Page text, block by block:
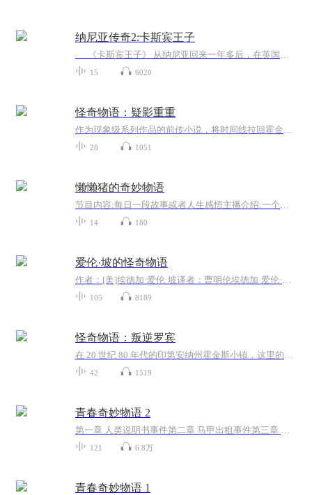
纳尼亚传奇2:卡斯宾王子
《卡斯宾王子》 从纳尼亚回来一年多后，在英国乡间的火车站，彼得、苏珊、埃德蒙和露西搭火车前往各自学校。突然一股神奇的力量把他们抽离，发现已经置身于一千年后的纳尼亚！ 当时纳尼亚已被入侵的提尔玛人占领数百年，经过高压和洗脑，矮人、精灵、能言兽……都逐渐绝迹，古纳尼亚历史已被淡忘。纳尼亚此时的国王米拉兹弑兄篡位，侄子卡斯宾王子一直被蒙在鼓里。得知真相后，卡斯宾立即逃走，并吹响了苏珊当年的神奇号角，将四位国王从伦敦召回纳尼亚，召集大军，准备推翻米拉兹的统治。经...
15 6020
怪奇物语：疑影重重
作为现象级系列作品的前传小说，将时间线拉回霍金斯国家实验室的秘密初创时期，揭开了超能力实验背后尘封的阴谋与人性挣扎。故事始于马丁・布伦纳博士的到来。他驾驶着黑色轿车驶入印第安纳州的偏僻公路，带着年仅五岁、拥有幻觉操控能力的小女孩卡莉（代...
28 1051
懒懒猪的奇妙物语
节目内容:每日一段故事或者人生感悟主播介绍:一个理性与感性的矛盾体。适合人群:18+你将收获:一段快乐的时光。
14 180
爱伦·坡的怪奇物语
作者：[美]埃德加·爱伦·坡译者：曹明伦埃德加·爱伦·坡|Edgar Allan Poe|文学天才，著名诗人，同时也是推理、科幻、惊悚小说大师，是真正的文学全才。正是站在他的肩膀上，流行文学才得以发展成今天的样子。目前，世界上最重要的悬疑小说奖项之一“爱伦...
105 8189
怪奇物语：叛逆罗宾
在 20 世纪 80 年代的印第安纳州霍金斯小镇，这里的平静之下藏着无形的枷锁 —— conformity（循规蹈矩）是生存法则，与众不同则意味着被吞噬。霍金斯高中的高二学生罗宾・巴克利，便是这个 “怪物小镇” 里格格不入的存在。她厌恶小镇的平庸乏味，反感同...
42 1519
青春奇妙物语 2
第一章 人类说明书事件第二章 马甲出租事件第三章 打工死神事件第四章 记忆玩家事件第五章 封印相机事件第六章 报应抽奖事件第七章 宅男吸血事件第八章 梦境彩排事件第九章 非常交易事件第十章 外星驾照事件第十一章 缘分牵线事件第十二章 童话联盟事件后记
121 6.8万
青春奇妙物语 1